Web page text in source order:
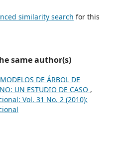
similarity search for this
same author(s)
MODELOS DE ÁRBOL DE
UN ESTUDIO DE CASO ,
Vol. 31 No. 2 (2010):